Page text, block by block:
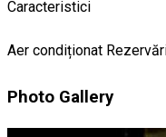
Caracteristici
Aer condiționat
Photo Gallery